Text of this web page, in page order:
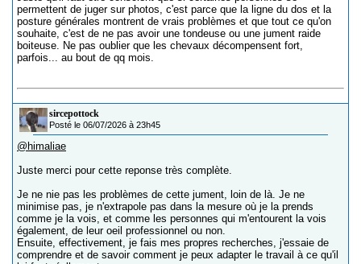
permettent de juger sur photos, c'est parce que la ligne du dos et la
posture générales montrent de vrais problèmes et que tout ce qu'on
souhaite, c'est de ne pas avoir une tondeuse ou une jument raide
boiteuse. Ne pas oublier que les chevaux décompensent fort,
parfois... au bout de qq mois.
sircepottock
Posté le 06/07/2026 à 23h45
@himaliae
Juste merci pour cette reponse très complète.
Je ne nie pas les problèmes de cette jument, loin de là. Je ne
minimise pas, je n'extrapole pas dans la mesure où je la prends
comme je la vois, et comme les personnes qui m'entourent la vois
également, de leur oeil professionnel ou non.
Ensuite, effectivement, je fais mes propres recherches, j'essaie de
comprendre et de savoir comment je peux adapter le travail à ce qu'il